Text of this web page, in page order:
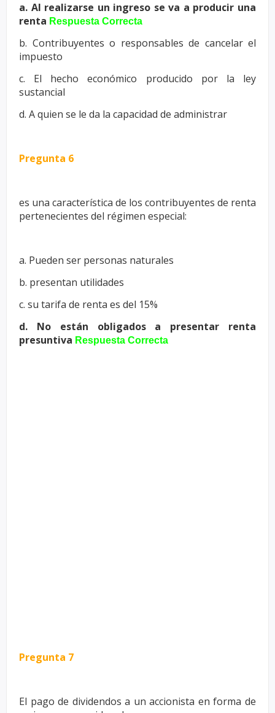
a. Al realizarse un ingreso se va a producir una
renta Respuesta Correcta
b. Contribuyentes o responsables de cancelar el
impuesto
c. El hecho económico producido por la ley
sustancial
d. A quien se le da la capacidad de administrar
Pregunta 6
es una característica de los contribuyentes de renta
pertenecientes del régimen especial:
a. Pueden ser personas naturales
b. presentan utilidades
c. su tarifa de renta es del 15%
d. No están obligados a presentar renta
presuntiva Respuesta Correcta
Pregunta 7
El pago de dividendos a un accionista en forma de